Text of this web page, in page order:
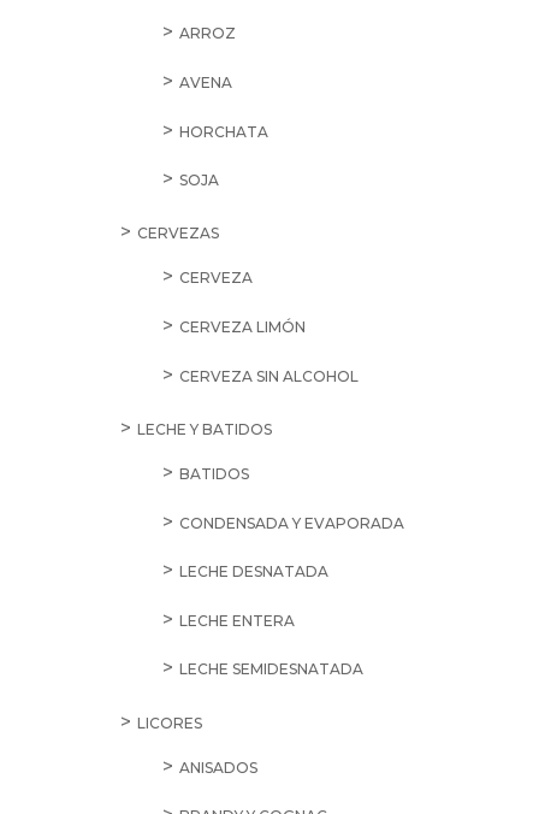
ARROZ
AVENA
HORCHATA
SOJA
CERVEZAS
CERVEZA
CERVEZA LIMÓN
CERVEZA SIN ALCOHOL
LECHE Y BATIDOS
BATIDOS
CONDENSADA Y EVAPORADA
LECHE DESNATADA
LECHE ENTERA
LECHE SEMIDESNATADA
LICORES
ANISADOS